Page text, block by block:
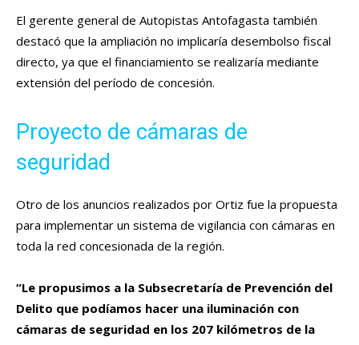
El gerente general de Autopistas Antofagasta también
destacó que la ampliación no implicaría desembolso fiscal
directo, ya que el financiamiento se realizaría mediante
extensión del período de concesión.
Proyecto de cámaras de
seguridad
Otro de los anuncios realizados por Ortiz fue la propuesta
para implementar un sistema de vigilancia con cámaras en
toda la red concesionada de la región.
“Le propusimos a la Subsecretaría de Prevención del
Delito que podíamos hacer una iluminación con
cámaras de seguridad en los 207 kilómetros de la